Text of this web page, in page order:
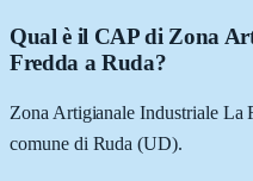
Qual è il CAP di Zona
Fredda a Ruda?
Zona Artigianale Industriale La
comune di Ruda (UD).